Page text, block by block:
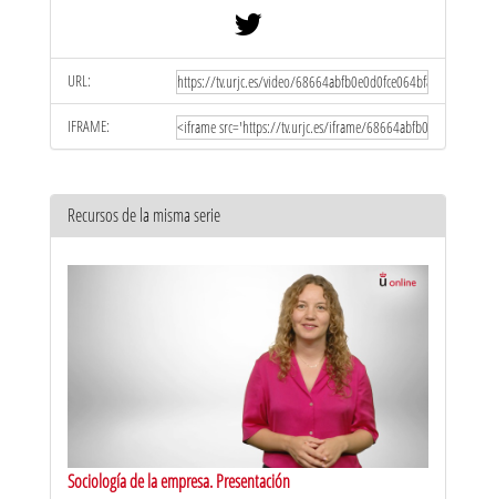
URL:
IFRAME:
Recursos de la misma serie
Sociología de la empresa. Presentación